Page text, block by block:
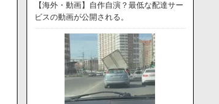
【海外・動画】自作自演？最低な配達サー
ビスの動画が公開される。